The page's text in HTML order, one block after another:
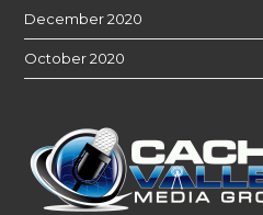
December 2020
October 2020